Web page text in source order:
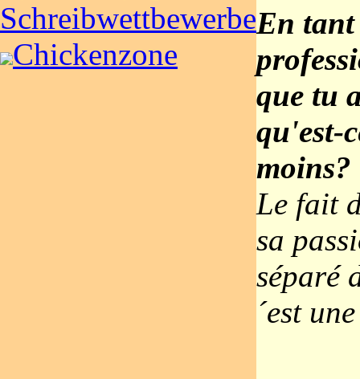
Schreibwettbewerbe
Chickenzone
En tant
que tu
qu'est-
moins?
Le fait
sa
séparé
´est